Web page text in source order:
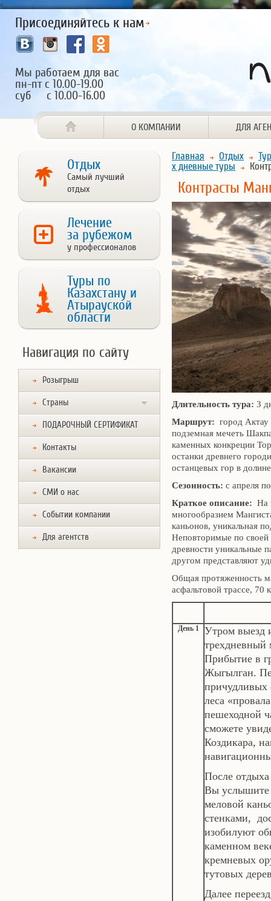
<
Присоединяйтесь к нам
Мы работаем для вас
пн-пт с 10.00-19.00
суб с 10.00-16.00
О КОМПАНИИ ДЛЯ
Отдых
Самый лучший
отдых
Лечение
за рубежом
у профессионалов
Туры по
Казахстану и
Атырауской
области
Навигация по сайту
Розыгрыш
Страны
ПОДАРОЧНЫЙ СЕРТИФИКАТ
Контакты
Вакансии
СМИ о нас
Событии компании
Для агентств
Главная Отдых
х дневные туры
Контрасты
Длительность тура: 3
Маршрут: город
подземная мечеть
каменных конкреции
останки древнего
останцевых гор в
Сезонность: с апреля
Краткое описание: На
многообразием
каньонов, уникальная
Неповторимые по своей
древности уникальные
другом представляют
Общая протяженность
асфальтовой трассе, 70
День 1
Утром выезд
трехдневный
Прибытие в
Жыгылган.
причудливых
леса
пешеходной
сможете
Коздикара,
После
Вы услышите
меловой
стенками,
изобилуют
каменном
кремневых
тутовых
Далее